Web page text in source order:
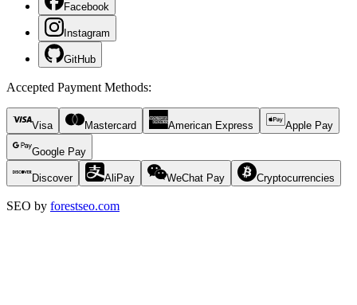
Facebook
Instagram
GitHub
Accepted Payment Methods:
Visa Mastercard American Express Apple Pay
Google Pay
Discover AliPay WeChat Pay Cryptocurrencies
SEO by forestseo.com